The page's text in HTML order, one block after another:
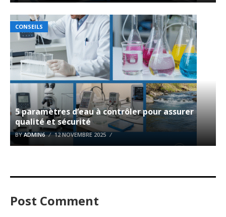
CONSEILS
5 paramètres d’eau à contrôler pour assurer
qualité et sécurité
BYADMIN6 12 NOVEMBRE 2025
Post Comment